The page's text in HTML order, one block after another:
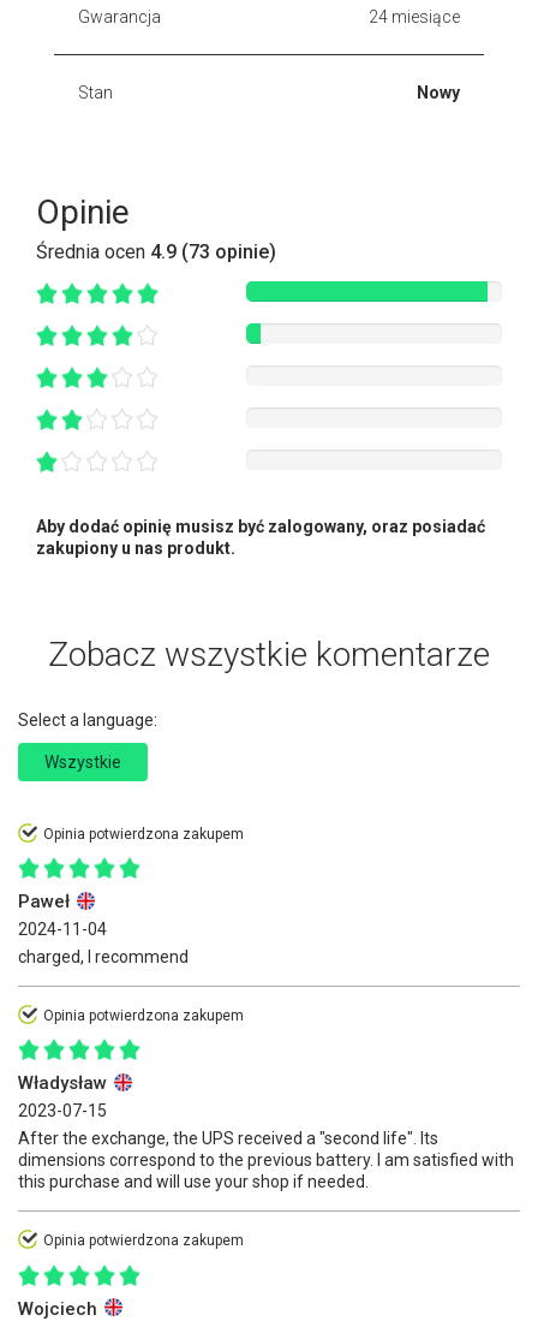
Gwarancja 24 miesiące
Stan Nowy
Opinie
Średnia ocen 4.9 (73 opinie)
Aby dodać opinię musisz być zalogowany, oraz posiadać
zakupiony u nas produkt.
Zobacz wszystkie komentarze
Select a language:
Wszystkie
Opinia potwierdzona zakupem
Paweł
2024-11-04
charged, I recommend
Opinia potwierdzona zakupem
Władysław
2023-07-15
After the exchange, the UPS received a "second life". Its
dimensions correspond to the previous battery. I am satisfied with
this purchase and will use your shop if needed.
Opinia potwierdzona zakupem
Wojciech